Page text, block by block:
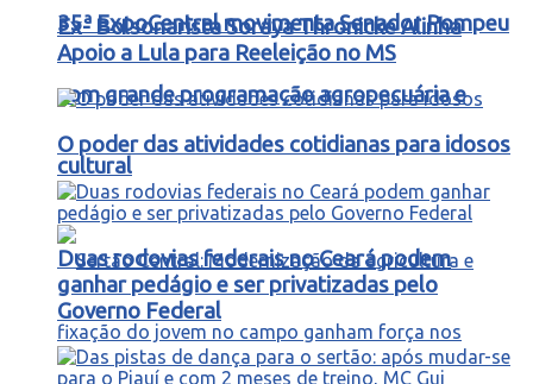
35ª ExpoCentral movimenta Senador Pompeu
com grande programação agropecuária e
cultural
Ex- Bolsonarista Soraya Thronicke Alinha
Apoio a Lula para Reeleição no MS
O poder das atividades cotidianas para idosos
Duas rodovias federais no Ceará podem
ganhar pedágio e ser privatizadas pelo
Governo Federal